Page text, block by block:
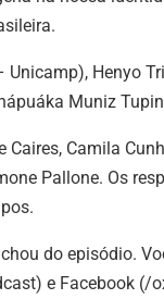
Henyo
Muniz
Camila
Pallone. Os
do episódio.
e Facebook (/